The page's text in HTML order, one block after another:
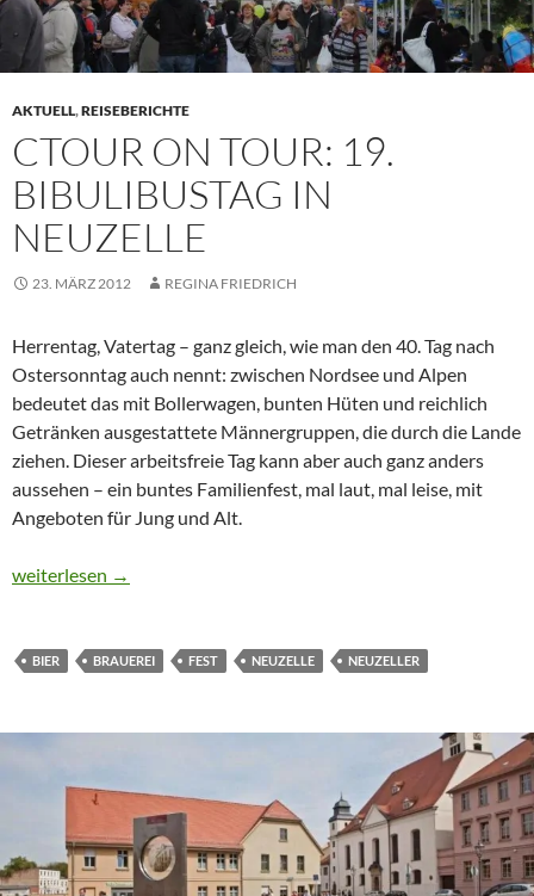
AKTUELL,REISEBERICHTE
CTOUR ON TOUR: 19.
BIBULIBUSTAG IN
NEUZELLE
23. MÄRZ 2012 REGINA FRIEDRICH
Herrentag, Vatertag – ganz gleich, wie man den 40. Tag nach
Ostersonntag auch nennt: zwischen Nordsee und Alpen
bedeutet das mit Bollerwagen, bunten Hüten und reichlich
Getränken ausgestattete Männergruppen, die durch die Lande
ziehen. Dieser arbeitsfreie Tag kann aber auch ganz anders
aussehen – ein buntes Familienfest, mal laut, mal leise, mit
Angeboten für Jung und Alt.
CTOUR on Tour: 19. Bibulibustag in Neuzelle
weiterlesen →
BIER BRAUEREI FEST NEUZELLE NEUZELLER